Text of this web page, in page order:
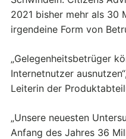
2021 bisher mehr als 30
irgendeine Form von
„Gelegenheitsbetrüger
Internetnutzer
Leiterin der
„Unsere neuesten
Anfang des Jahres 36